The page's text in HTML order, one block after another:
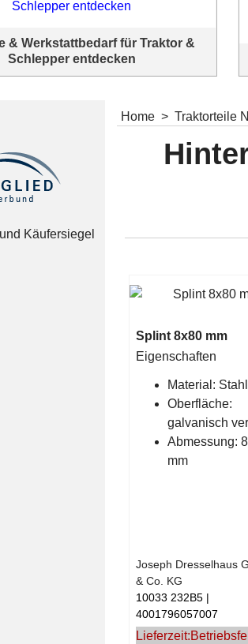
& Werkstattbedarf für Traktor &
Schlepper entdecken
Home > Traktorteile
Splint 8x80 mm
Eigenschaften
Material: Stahl
Oberfläche:
galvanisch
Abmessung:
mm
Joseph Dresselhaus
& Co. KG
10033 232B5
4001796057007
Lieferzeit: